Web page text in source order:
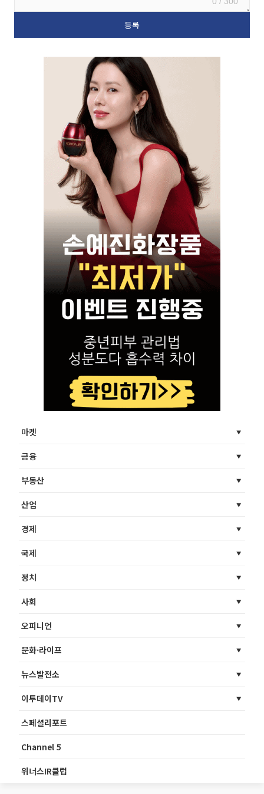
마켓
금융
부동산
산업
경제
국제
정치
사회
오피니언
문화·라이프
뉴스발전소
이투데이TV
스페셜리포트
Channel 5
위너스IR클럽